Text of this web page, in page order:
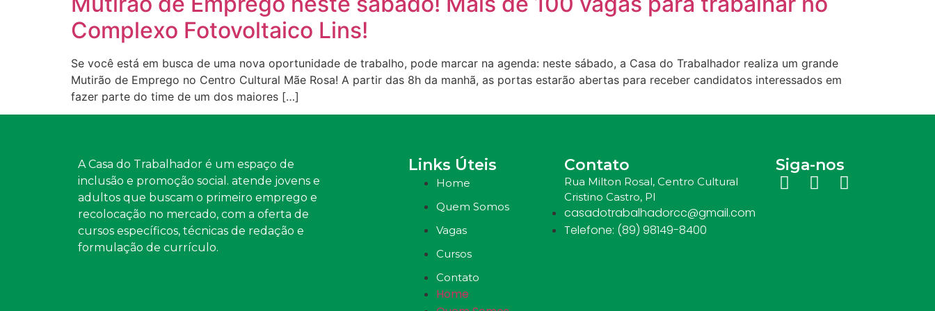
Complexo Fotovoltaico Lins!
Se você está em busca de uma nova oportunidade de trabalho, pode marcar na agenda: neste sábado, a Casa do Trabalhador realiza um grande
Mutirão de Emprego no Centro Cultural Mãe Rosa! A partir das 8h da manhã, as portas estarão abertas para receber candidatos interessados em
fazer parte do time de um dos maiores […]
A Casa do Trabalhador é um espaço de
inclusão e promoção social. atende jovens e
adultos que buscam o primeiro emprego e
recolocação no mercado, com a oferta de
cursos específicos, técnicas de redação e
formulação de currículo.
Links Úteis
Home
Quem Somos
Vagas
Cursos
Contato
Home
Contato
Rua Milton Rosal, Centro Cultural
Cristino Castro, PI
casadotrabalhadorcc@gmail.com
Telefone: (89) 98149-8400
Siga-nos